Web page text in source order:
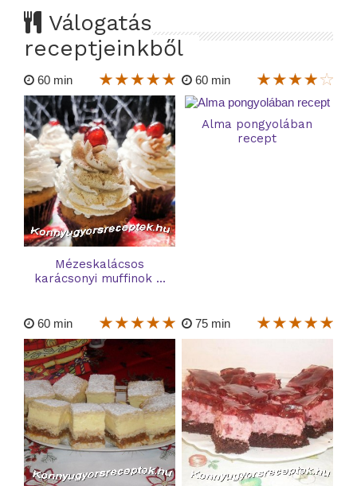
Válogatás
receptjeinkből
60 min
Mézeskalácsos
karácsonyi muffinok ...
60 min
Alma pongyolában
recept
60 min 75 min